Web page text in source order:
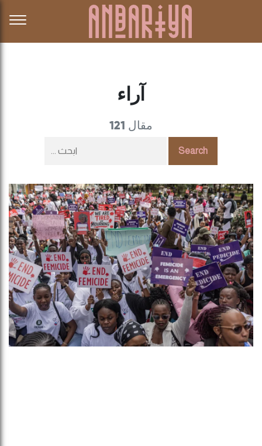
آراء
121 مقال
Search